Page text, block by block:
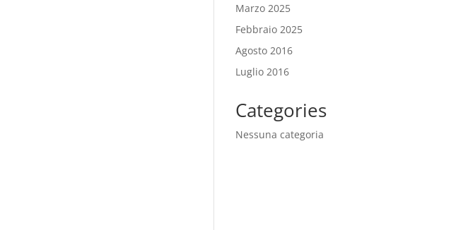
Marzo 2025
Febbraio 2025
Agosto 2016
Luglio 2016
Categories
Nessuna categoria